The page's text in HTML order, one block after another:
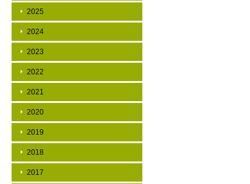
2025
2024
2023
2022
2021
2020
2019
2018
2017